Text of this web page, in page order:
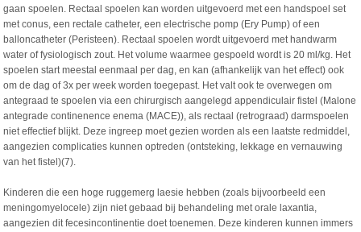
gaan spoelen. Rectaal spoelen kan worden uitgevoerd met een handspoel set
met conus, een rectale catheter, een electrische pomp (Ery Pump) of een
balloncatheter (Peristeen). Rectaal spoelen wordt uitgevoerd met handwarm
water of fysiologisch zout. Het volume waarmee gespoeld wordt is 20 ml/kg. Het
spoelen start meestal eenmaal per dag, en kan (afhankelijk van het effect) ook
om de dag of 3x per week worden toegepast. Het valt ook te overwegen om
antegraad te spoelen via een chirurgisch aangelegd appendiculair fistel (Malone
antegrade continenence enema (MACE)), als rectaal (retrograad) darmspoelen
niet effectief blijkt. Deze ingreep moet gezien worden als een laatste redmiddel,
aangezien complicaties kunnen optreden (ontsteking, lekkage en vernauwing
van het fistel)(7).
Kinderen die een hoge ruggemerg laesie hebben (zoals bijvoorbeeld een
meningomyelocele) zijn niet gebaad bij behandeling met orale laxantia,
aangezien dit fecesincontinentie doet toenemen. Deze kinderen kunnen immers